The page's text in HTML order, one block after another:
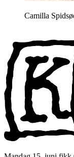
Camilla